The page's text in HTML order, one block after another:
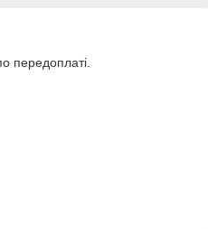
передоплаті.